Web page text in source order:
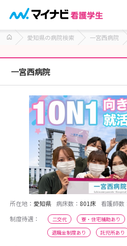
愛知県の病院検索 一宮西病院
一宮西病院
所在地： 愛知県 病床数： 801床 看護師数
制度待遇：
二交代 寮・住宅補助あり
退職金制度あり
託児所あり